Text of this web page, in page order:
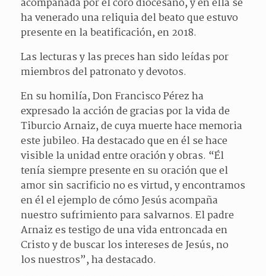
acompañada por el coro diocesano, y en ella se
ha venerado una reliquia del beato que estuvo
presente en la beatificación, en 2018.
Las lecturas y las preces han sido leídas por
miembros del patronato y devotos.
En su homilía, Don Francisco Pérez ha
expresado la acción de gracias por la vida de
Tiburcio Arnaiz, de cuya muerte hace memoria
este jubileo. Ha destacado que en él se hace
visible la unidad entre oración y obras. “Él
tenía siempre presente en su oración que el
amor sin sacrificio no es virtud, y encontramos
en él el ejemplo de cómo Jesús acompaña
nuestro sufrimiento para salvarnos. El padre
Arnaiz es testigo de una vida entroncada en
Cristo y de buscar los intereses de Jesús, no
los nuestros”, ha destacado.